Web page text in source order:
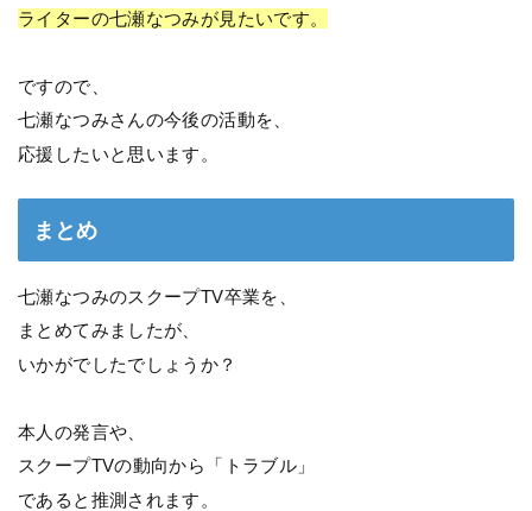
ライターの七瀬なつみが見たいです。
ですので、
七瀬なつみさんの今後の活動を、
応援したいと思います。
まとめ
七瀬なつみのスクープTV卒業を、
まとめてみましたが、
いかがでしたでしょうか？
本人の発言や、
スクープTVの動向から「トラブル」
であると推測されます。